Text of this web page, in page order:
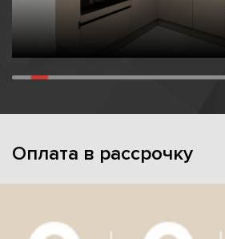
Оплата в рассрочку